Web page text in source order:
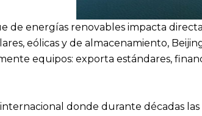
de energías renovables impacta
eólicas y de almacenamiento,
equipos: exporta estándares,
donde durante décadas